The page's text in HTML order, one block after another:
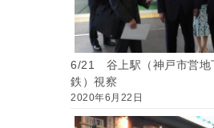
6/21 谷上駅（神戸市営地
鉄）視察
2020年6月22日